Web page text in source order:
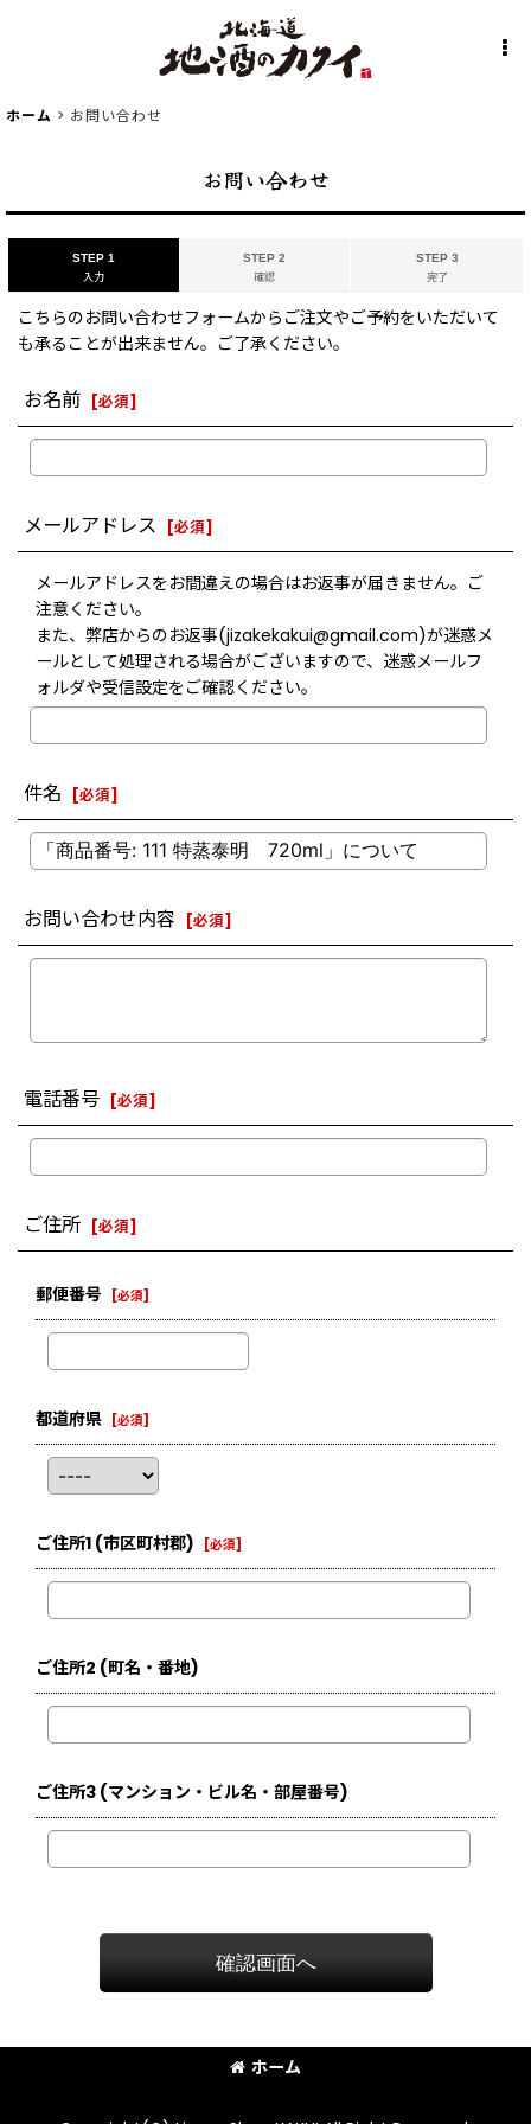
ホーム > お問い合わせ
お問い合わせ
STEP 1
入力
STEP 2
確認
STEP 3
完了
こちらのお問い合わせフォームからご注文やご予約をいただいて
も承ることが出来ません。ご了承ください。
お名前 [必須]
メールアドレス [必須]
メールアドレスをお間違えの場合はお返事が届きません。ご
注意ください。
また、弊店からのお返事(jizakekakui@gmail.com)が迷惑メ
ールとして処理される場合がございますので、迷惑メールフ
ォルダや受信設定をご確認ください。
件名 [必須]
お問い合わせ内容 [必須]
電話番号 [必須]
ご住所 [必須]
郵便番号 [必須]
都道府県 [必須]
ご住所1 (市区町村郡) [必須]
ご住所2 (町名・番地)
ご住所3 (マンション・ビル名・部屋番号)
確認画面へ
ホーム